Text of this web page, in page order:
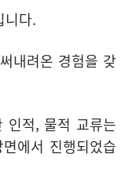
니다.
내려온 경험을 갖
인적, 물적 교류는
에서 진행되었습